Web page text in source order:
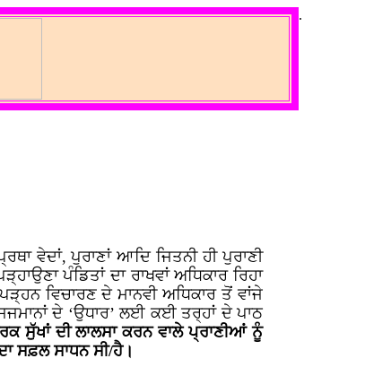
ਵੇਦਾਂ, ਪੁਰਾਣਾਂ ਆਦਿ ਜਿਤਨੀ ਹੀ ਪੁਰਾਣੀ
ਪੰਡਿਤਾਂ ਦਾ ਰਾਖਵਾਂ ਅਧਿਕਾਰ ਰਿਹਾ
ਵਿਚਾਰਣ ਦੇ ਮਾਨਵੀ ਅਧਿਕਾਰ ਤੋਂ ਵਾਂਜੇ
ਦੇ ‘ਉਧਾਰ’ ਲਈ ਕਈ ਤਰ੍ਹਾਂ ਦੇ ਪਾਠ
ਸੁੱਖਾਂ ਦੀ ਲਾਲਸਾ ਕਰਨ ਵਾਲੇ ਪ੍ਰਾਣੀਆਂ ਨੂੰ
ਸਫ਼ਲ ਸਾਧਨ ਸੀ/ਹੈ।
.